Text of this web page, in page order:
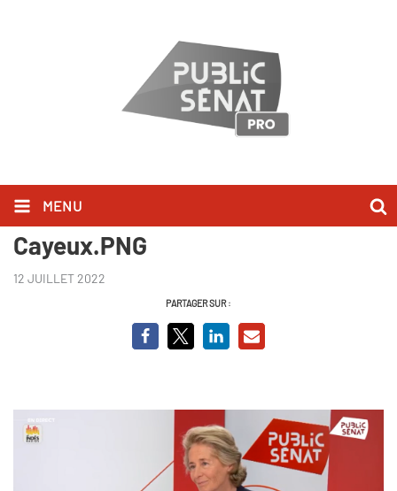
MENU
Capture BCVO Caroline
Cayeux.PNG
12 JUILLET 2022
PARTAGER SUR :